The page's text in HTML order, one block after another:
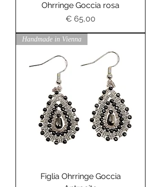
Ohrringe Goccia rosa
Preis
€ 65,00
Handmade in Vienna
Figlia Ohrringe Goccia